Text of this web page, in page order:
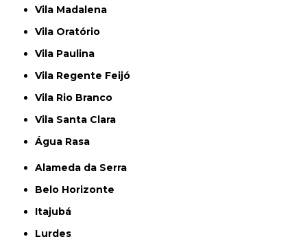
Vila Madalena
Vila Oratório
Vila Paulina
Vila Regente Feijó
Vila Rio Branco
Vila Santa Clara
Água Rasa
Alameda da Serra
Belo Horizonte
Itajubá
Lurdes